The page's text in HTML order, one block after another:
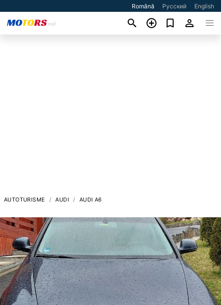
Română Русский English
AUTOTURISME AUDI AUDI A6